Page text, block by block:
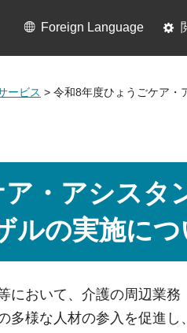
Foreign Language
ービス > 令和8年度ひょうごケア・
・アシスタ
ルの実施につ
において、介護の周辺業
多様な人材の参入を促進